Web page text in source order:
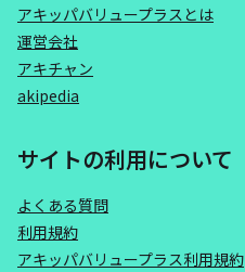
アキッパバリュープラスとは
運営会社
アキチャン
akipedia
サイトの利用について
よくある質問
利用規約
アキッパバリュープラス利用規約